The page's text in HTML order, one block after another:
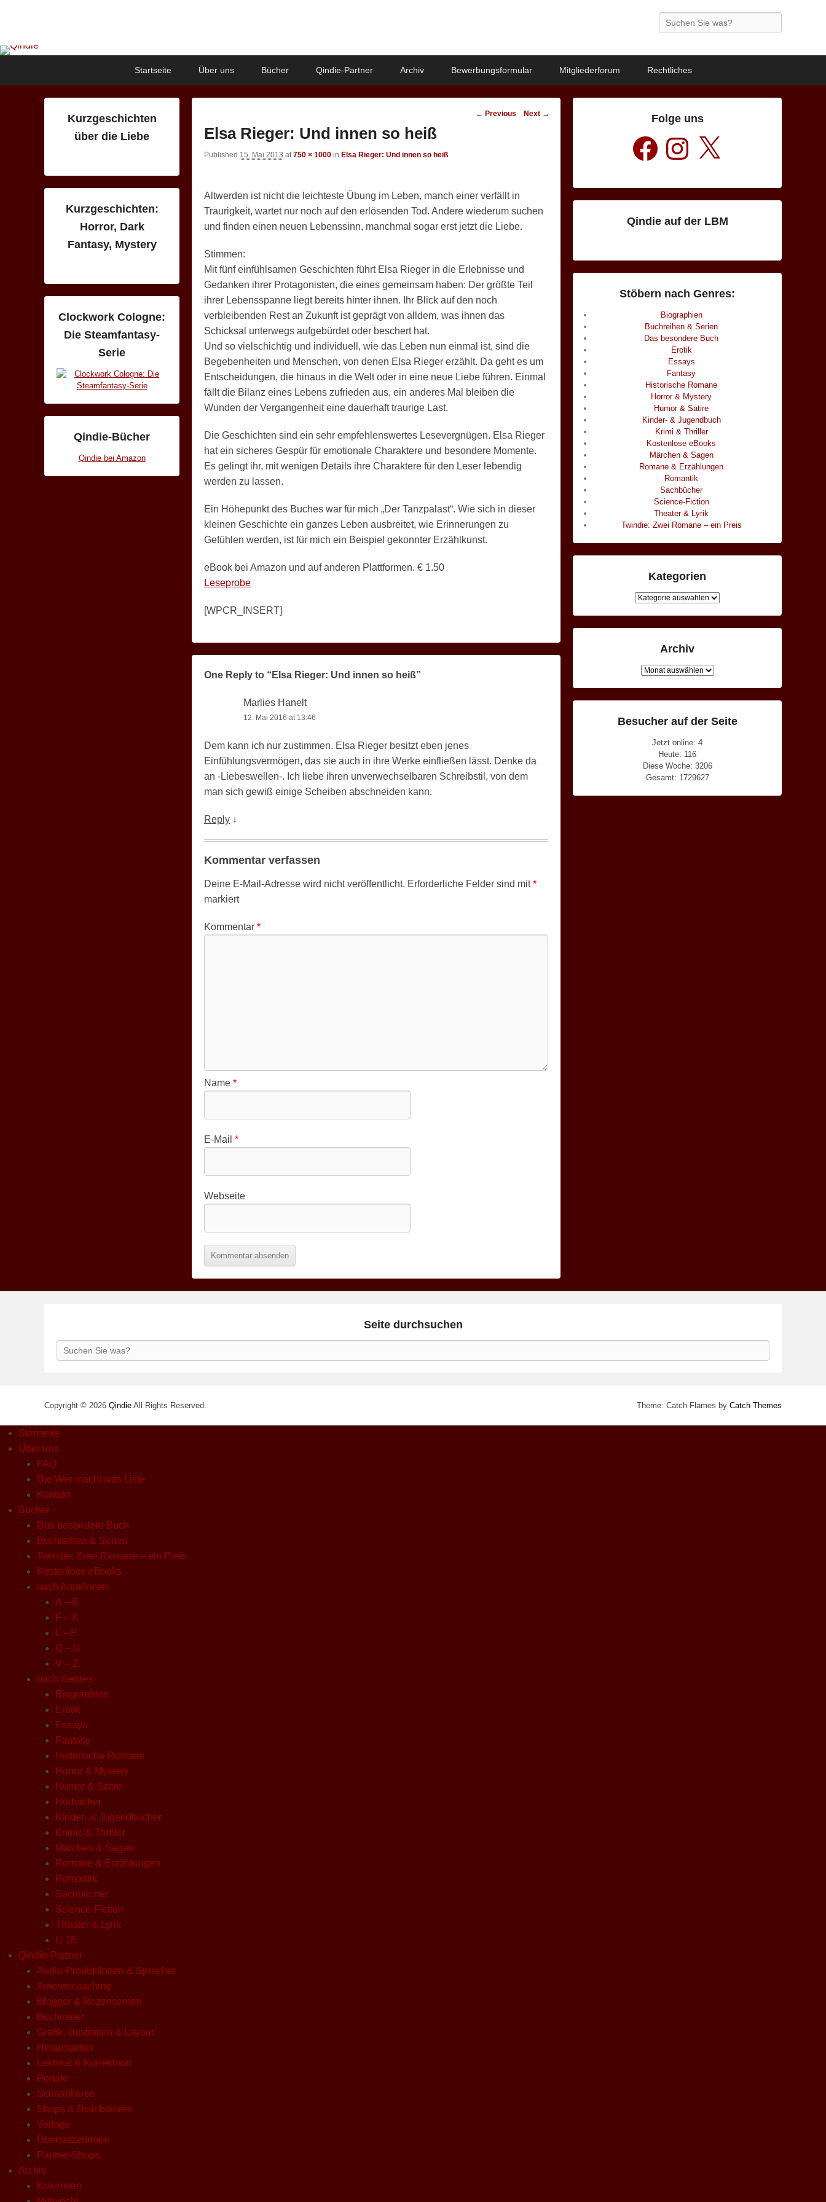
Search
Startseite Über uns Bücher Qindie-Partner Archiv Bewerbungsformular Mitgliederforum Rechtliches
Image
← Previous Next →
Elsa Rieger: Und innen so heiß
Published 15. Mai 2013 at 750 × 1000 in Elsa Rieger: Und innen so heiß
Altwerden ist nicht die leichteste Übung im Leben, manch einer verfällt in
Traurigkeit, wartet nur noch auf den erlösenden Tod. Andere wiederum suchen
und finden einen neuen Lebenssinn, manchmal sogar erst jetzt die Liebe.
Stimmen:
Mit fünf einfühlsamen Geschichten führt Elsa Rieger in die Erlebnisse und
Gedanken ihrer Protagonisten, die eines gemeinsam haben: Der größte Teil
ihrer Lebensspanne liegt bereits hinter ihnen. Ihr Blick auf den noch
verbleibenden Rest an Zukunft ist geprägt von alldem, was ihnen das
Schicksal unterwegs aufgebürdet oder beschert hat.
Und so vielschichtig und individuell, wie das Leben nun einmal ist, sind die
Begebenheiten und Menschen, von denen Elsa Rieger erzählt. Da geht es um
Entscheidungen, die hinaus in die Welt oder in eine neue Liebe führen. Einmal
fällt die Bilanz eines Lebens zufrieden aus, ein anderes Mal bleiben die
Wunden der Vergangenheit eine dauerhaft traurige Last.
Die Geschichten sind ein sehr empfehlenswertes Lesevergnügen. Elsa Rieger
hat ein sicheres Gespür für emotionale Charaktere und besondere Momente.
Es gelingt ihr, mit wenigen Details ihre Charaktere für den Leser lebendig
werden zu lassen.
Ein Höhepunkt des Buches war für mich „Der Tanzpalast“. Wie sich in dieser
kleinen Geschichte ein ganzes Leben ausbreitet, wie Erinnerungen zu
Gefühlen werden, ist für mich ein Beispiel gekonnter Erzählkunst.
eBook bei Amazon und auf anderen Plattformen. € 1.50
Leseprobe
[WPCR_INSERT]
One Reply to “Elsa Rieger: Und innen so heiß”
Marlies Hanelt
12. Mai 2016 at 13:46
Dem kann ich nur zustimmen. Elsa Rieger besitzt eben jenes
Einfühlungsvermögen, das sie auch in ihre Werke einfließen lässt. Denke da
an -Liebeswellen-. Ich liebe ihren unverwechselbaren Schreibstil, von dem
man sich gewiß einige Scheiben abschneiden kann.
Reply ↓
Kommentar verfassen
Deine E-Mail-Adresse wird nicht veröffentlicht. Erforderliche Felder sind mit*
markiert
Kommentar *
Name *
E-Mail *
Webseite
Folge uns
Facebook Instagram
Qindie auf der LBM
Stöbern nach Genres:
Biographien
Buchreihen & Serien
Das besondere Buch
Erotik
Essays
Fantasy
Historische Romane
Horror & Mystery
Humor & Satire
Kinder- & Jugendbuch
Krimi & Thriller
Kostenlose eBooks
Märchen & Sagen
Romane & Erzählungen
Romantik
Sachbücher
Science-Fiction
Theater & Lyrik
Twindie: Zwei Romane – ein Preis
Kategorien
Kategorien
Archiv
Archiv
Besucher auf der Seite
Jetzt online: 4
Heute: 116
Diese Woche: 3206
Gesamt: 1729627
Kurzgeschichten
über die Liebe
Kurzgeschichten:
Horror, Dark
Fantasy, Mystery
Clockwork Cologne:
Die Steamfantasy-
Serie
Qindie-Bücher
Qindie bei Amazon
Seite durchsuchen
Search
Copyright © 2026 Qindie All Rights Reserved. Theme: Catch Flames by Catch Themes
Startseite
Über uns
FAQ
Die Wer macht was Liste
Kontakt
Bücher
Das besondere Buch
Buchreihen & Serien
Twindie: Zwei Romane – ein Preis
Kostenlose eBooks
nach AutorInnen
A – E
F – K
L – P
Q – U
V – Z
nach Genres
Biographien
Erotik
Essays
Fantasy
Historische Romane
Horror & Mystery
Humor & Satire
Hörbücher
Kinder- & Jugendbücher
Krimis & Thriller
Märchen & Sagen
Romane & Erzählungen
Romantik
Sachbücher
Science-Fiction
Theater & Lyrik
U 18
Qindie-Partner
Audio-Produktionen & Sprecher
Autorencoaching
Blogger & Rezensenten
Buchtrailer
Grafik, Illustration & Layout
Herausgeber
Lektorat & Korrektorat
Portale
Schreibkurse
Shops & Distributoren
Verlage
ÜbersetzerInnen
Partner-Shops
Archiv
Kolumnen